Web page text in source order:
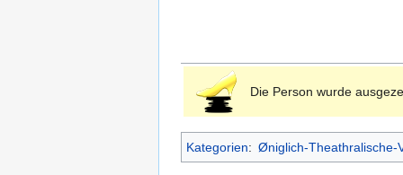
Die Person wurde
Kategorien: Øniglich-Theathralische-